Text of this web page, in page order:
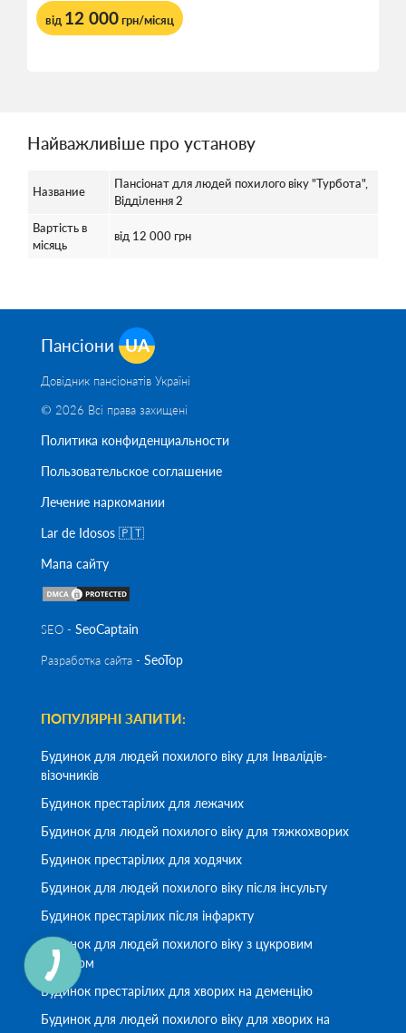
від 12 000грн/місяц
Найважливіше про установу
Название
Пансіонат для людей похилого віку "Турбота",
Відділення 2
Вартість в
місяць
від 12 000 грн
Пансіони UA
Довідник пансіонатів Україні
© 2026 Всі права захищені
Политика конфиденциальности
Пользовательское соглашение
Лечение наркомании
Lar de Idosos 🇵🇹
Мапа сайту
SEO - SeoСaptain
Разработка сайта - SeoTop
ПОПУЛЯРНІ ЗАПИТИ:
Будинок для людей похилого віку для Інвалідів-
візочників
Будинок престарілих для лежачих
Будинок для людей похилого віку для тяжкохворих
Будинок престарілих для ходячих
Будинок для людей похилого віку після інсульту
Будинок престарілих після інфаркту
Будинок для людей похилого віку з цукровим
діабетом
Будинок престарілих для хворих на деменцію
Будинок для людей похилого віку для хворих на